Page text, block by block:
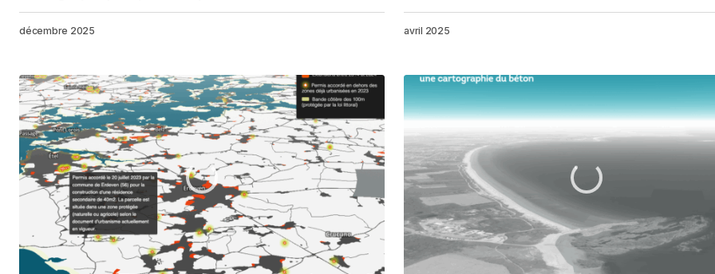
décembre 2025 avril 2025